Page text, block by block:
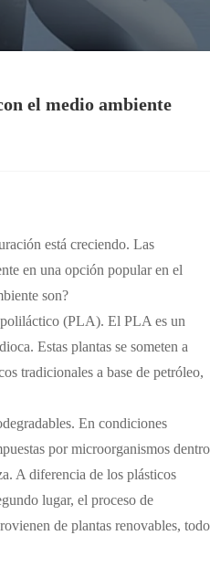
el medio ambiente
está creciendo. Las
en una opción popular en el
son?
poliláctico (PLA). El PLA es un
Estas plantas se someten a
tradicionales a base de petróleo,
En condiciones
por microorganismos dentro
A diferencia de los plásticos
lugar, el proceso de
de plantas renovables, todo